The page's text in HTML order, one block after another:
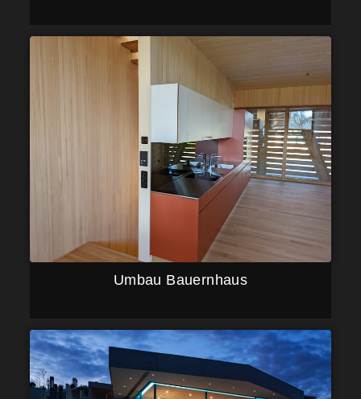
Umbau Bauernhaus